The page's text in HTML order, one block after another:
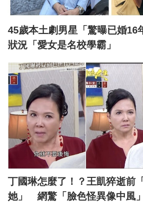
45歲本土劇男星「驚曝已婚16
狀況「愛女是名校學霸」
丁國琳怎麼了！？王凱猝逝前
她」 網驚「臉色怪異像中風